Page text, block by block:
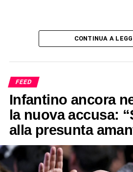
CONTINUA A
FEED
Infantino ancora
la nuova accusa:
alla presunta